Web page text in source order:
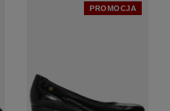
PROMOCJA